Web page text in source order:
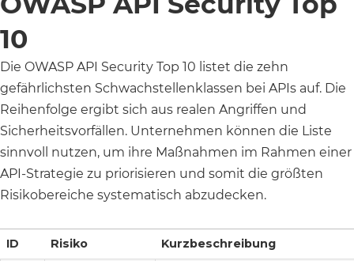
10
Die OWASP API Security Top 10 listet die zehn
gefährlichsten Schwachstellenklassen bei APIs auf. Die
Reihenfolge ergibt sich aus realen Angriffen und
Sicherheitsvorfällen. Unternehmen können die Liste
sinnvoll nutzen, um ihre Maßnahmen im Rahmen einer
API-Strategie zu priorisieren und somit die größten
Risikobereiche systematisch abzudecken.
ID Risiko Kurzbeschreibung